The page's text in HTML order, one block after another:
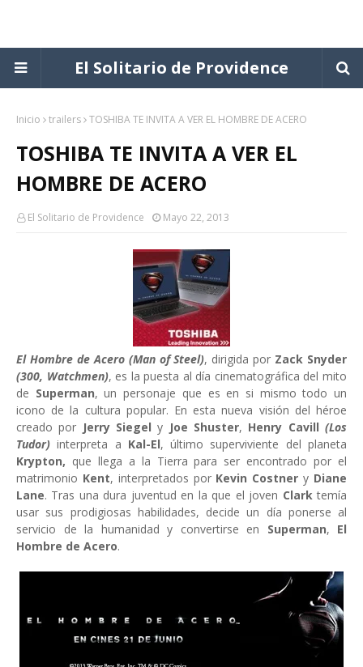
El Solitario de Providence
Inicio trailers TOSHIBA TE INVITA A VER EL HOMBRE DE ACERO
TOSHIBA TE INVITA A VER EL
HOMBRE DE ACERO
El Solitario de Providence Mayo 22, 2013
El Hombre de Acero (Man of Steel), dirigida por Zack Snyder
(300, Watchmen), es la puesta al día cinematográfica del mito
de Superman, un personaje que es en si mismo todo un
icono de la cultura popular. En esta nueva visión del héroe
creado por Jerry Siegel y Joe Shuster, Henry Cavill(Los
Tudor) interpreta a Kal-El, último superviviente del planeta
Krypton, que llega a la Tierra para ser encontrado por el
matrimonio Kent, interpretados por Kevin Costner y Diane
Lane. Tras una dura juventud en la que el joven Clarktemía
usar sus prodigiosas habilidades, decide un día ponerse al
servicio de la humanidad y convertirse en Superman, El
Hombre de Acero.